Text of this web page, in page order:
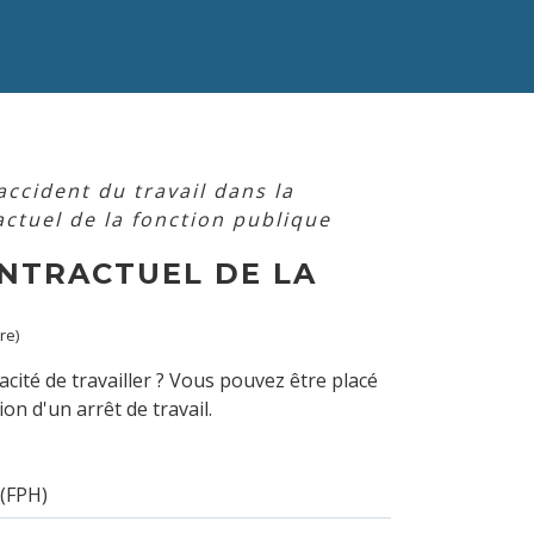
du travail dans la
de la fonction publique
DE LA
de travailler ? Vous pouvez être placé
d'un arrêt de travail.